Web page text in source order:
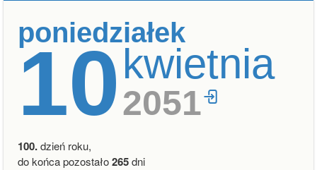
poniedziałek
10kwietnia
2051
100.dzień roku,
do końca pozostało265dni